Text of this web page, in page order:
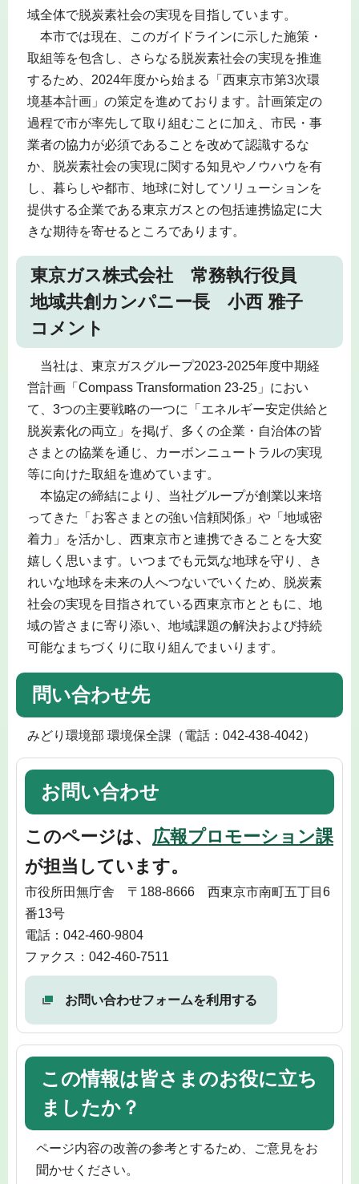
域全体で脱炭素社会の実現を目指しています。
本市では現在、このガイドラインに示した施策・
取組等を包含し、さらなる脱炭素社会の実現を推進
するため、2024年度から始まる「西東京市第3次環
境基本計画」の策定を進めております。計画策定の
過程で市が率先して取り組むことに加え、市民・事
業者の協力が必須であることを改めて認識するな
か、脱炭素社会の実現に関する知見やノウハウを有
し、暮らしや都市、地球に対してソリューションを
提供する企業である東京ガスとの包括連携協定に大
きな期待を寄せるところであります。
東京ガス株式会社 常務執行役員
地域共創カンパニー長 小西 雅子
コメント
当社は、東京ガスグループ2023-2025年度中期経
営計画「Compass Transformation 23-25」におい
て、3つの主要戦略の一つに「エネルギー安定供給と
脱炭素化の両立」を掲げ、多くの企業・自治体の皆
さまとの協業を通じ、カーボンニュートラルの実現
等に向けた取組を進めています。
本協定の締結により、当社グループが創業以来培
ってきた「お客さまとの強い信頼関係」や「地域密
着力」を活かし、西東京市と連携できることを大変
嬉しく思います。いつまでも元気な地球を守り、き
れいな地球を未来の人へつないでいくため、脱炭素
社会の実現を目指されている西東京市とともに、地
域の皆さまに寄り添い、地域課題の解決および持続
可能なまちづくりに取り組んでまいります。
問い合わせ先
みどり環境部 環境保全課（電話：042-438-4042）
お問い合わせ
このページは、 広報プロモーション課
が担当しています。
市役所田無庁舎 〒188-8666 西東京市南町五丁目6
番13号
電話：042-460-9804
ファクス：042-460-7511
お問い合わせフォームを利用する
この情報は皆さまのお役に立ち
ましたか？
ページ内容の改善の参考とするため、ご意見をお
聞かせください。